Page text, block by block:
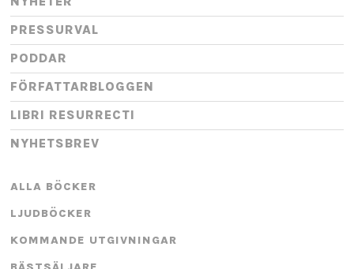
PRESSURVAL
PODDAR
FÖRFATTARBLOGGEN
LIBRI RESURRECTI
NYHETSBREV
ALLA BÖCKER
LJUDBÖCKER
KOMMANDE UTGIVNINGAR